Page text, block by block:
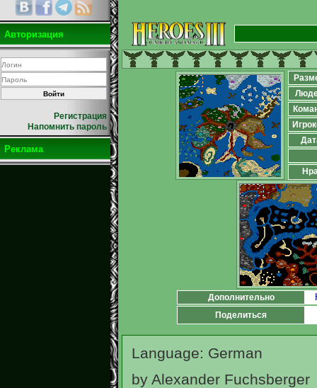
Авторизация
Регистрация
Напомнить пароль
Реклама
Дополнительно
Поделиться
Language: German
by Alexander Fuchsberger